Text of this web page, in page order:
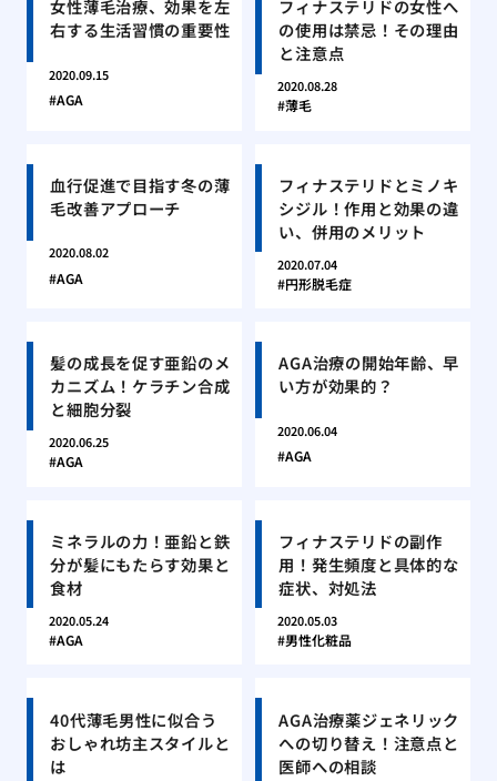
女性薄毛治療、効果を左
右する生活習慣の重要性
2020.09.15
AGA
フィナステリドの女性へ
の使用は禁忌！その理由
と注意点
2020.08.28
薄毛
血行促進で目指す冬の薄
毛改善アプローチ
2020.08.02
AGA
フィナステリドとミノキ
シジル！作用と効果の違
い、併用のメリット
2020.07.04
円形脱毛症
髪の成長を促す亜鉛のメ
カニズム！ケラチン合成
と細胞分裂
2020.06.25
AGA
AGA治療の開始年齢、早
い方が効果的？
2020.06.04
AGA
ミネラルの力！亜鉛と鉄
分が髪にもたらす効果と
食材
2020.05.24
AGA
フィナステリドの副作
用！発生頻度と具体的な
症状、対処法
2020.05.03
男性化粧品
40代薄毛男性に似合う
おしゃれ坊主スタイルと
は
AGA治療薬ジェネリック
への切り替え！注意点と
医師への相談